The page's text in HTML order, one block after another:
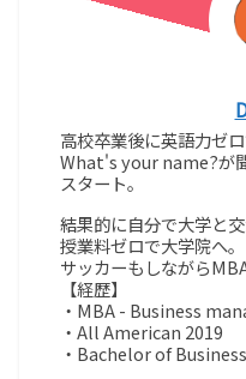
高校卒業後に英語力ゼロ
What's your name?が
スタート。
結果的に自分で大学と交
授業料ゼロで大学院へ。
サッカーもしながらMBA
【経歴】
・MBA - Business
・All American 2019
・Bachelor of